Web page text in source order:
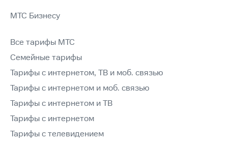
МТС Бизнесу
Все тарифы МТС
Семейные тарифы
Тарифы с интернетом, ТВ и моб. связью
Тарифы с интернетом и моб. связью
Тарифы с интернетом и ТВ
Тарифы с интернетом
Тарифы с телевидением